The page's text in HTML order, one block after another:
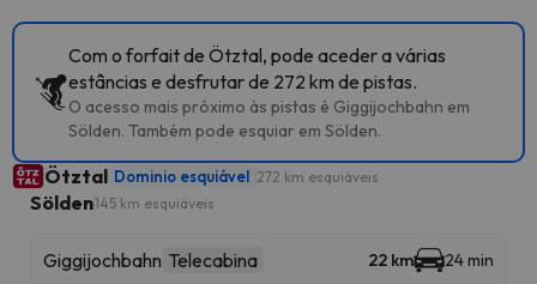
Com o forfait de Ötztal, pode aceder a várias
estâncias e desfrutar de 272 km de pistas.
O acesso mais próximo às pistas é Giggijochbahn em
Sölden. Também pode esquiar em Sölden.
Ötztal Dominio esquiável 272 km esquiáveis
Sölden145 km esquiáveis
Giggijochbahn Telecabina 22 km 24 min